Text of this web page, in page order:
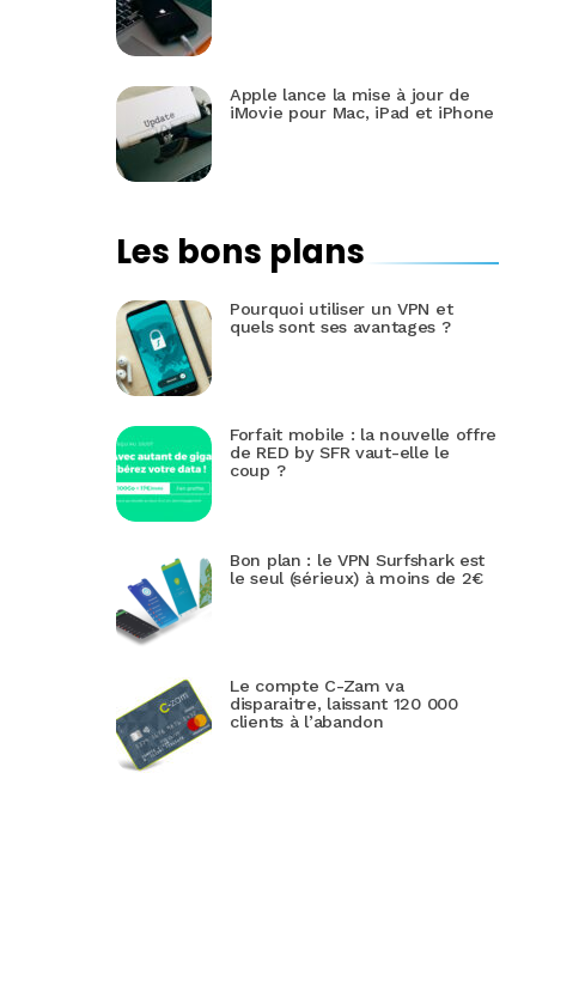
Apple lance la mise à jour de
iMovie pour Mac, iPad et iPhone
Les bons plans
Pourquoi utiliser un VPN et
quels sont ses avantages ?
Forfait mobile : la nouvelle offre
de RED by SFR vaut-elle le
coup ?
Bon plan : le VPN Surfshark est
le seul (sérieux) à moins de 2€
Le compte C-Zam va
disparaitre, laissant 120 000
clients à l’abandon